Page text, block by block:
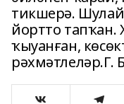
тикшерә.
йортто тапҡан.
ҡыуанған,
рәхмәтлеләр.Г.